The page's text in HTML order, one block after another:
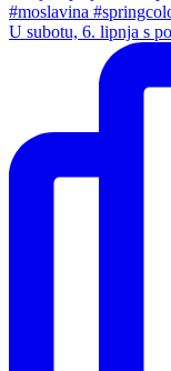
U subotu, 6. lipnja s